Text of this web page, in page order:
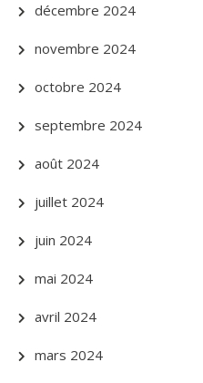
décembre 2024
novembre 2024
octobre 2024
septembre 2024
août 2024
juillet 2024
juin 2024
mai 2024
avril 2024
mars 2024